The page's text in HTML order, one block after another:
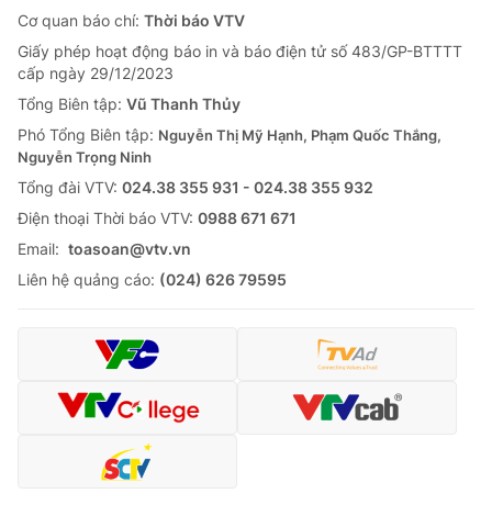
Cơ quan báo chí: Thời báo VTV
Giấy phép hoạt động báo in và báo điện tử số 483/GP-BTTTT
cấp ngày 29/12/2023
Tổng Biên tập: Vũ Thanh Thủy
Phó Tổng Biên tập: Nguyễn Thị Mỹ Hạnh, Phạm Quốc Thắng,
Nguyễn Trọng Ninh
Tổng đài VTV: 024.38 355 931 - 024.38 355 932
Ðiện thoại Thời báo VTV: 0988 671 671
Email: toasoan@vtv.vn
Liên hệ quảng cáo: (024) 626 79595